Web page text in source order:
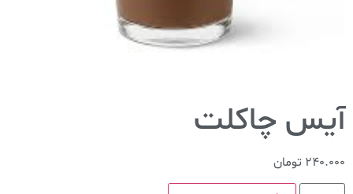
آیس چاکلت
240.000 تومان